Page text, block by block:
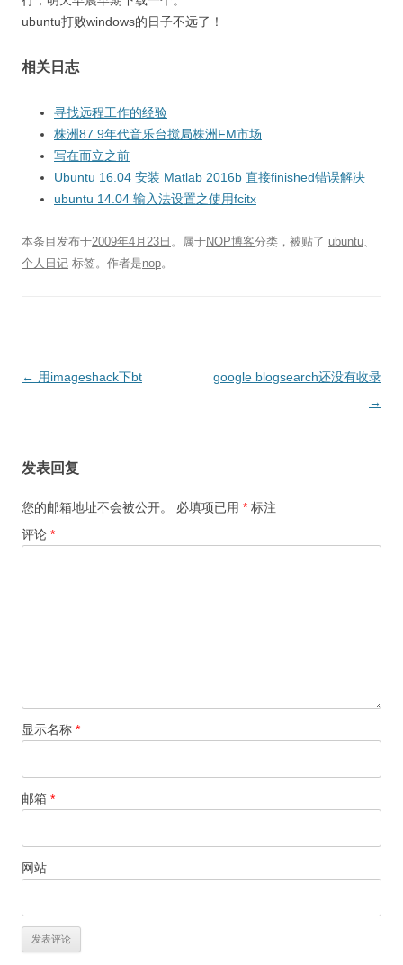
ubuntu打败windows的日子不远了！
相关日志
寻找远程工作的经验
株洲87.9年代音乐台搅局株洲FM市场
写在而立之前
Ubuntu 16.04 安装 Matlab 2016b 直接finished错误解决
ubuntu 14.04 输入法设置之使用fcitx
本条目发布于2009年4月23日 。属于NOP博客分类，被贴了 ubuntu、
个人日记 标签。 作者是nop。
文
← 用imageshack下bt
google blogsearch还没有收录
→
发表回复
您的邮箱地址不会被公开。 必填项已用 * 标注
评论 *
显示名称 *
邮箱 *
网站